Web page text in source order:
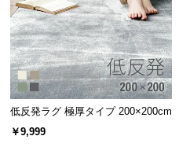
低反発ラグ 極厚タイプ 200×200cm
￥9,999